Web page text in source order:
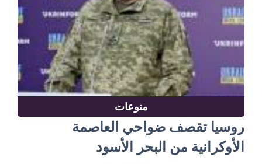
منوعات
روسيا تقصف ضواحي العاصمة
الأوكرانية من البحر الأسود